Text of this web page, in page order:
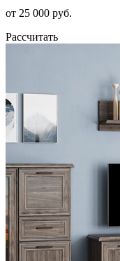
от 25 000 руб.
Рассчитать